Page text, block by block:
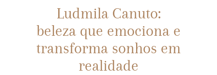
Ludmila Canuto:
beleza que emociona e
transforma sonhos em
realidade